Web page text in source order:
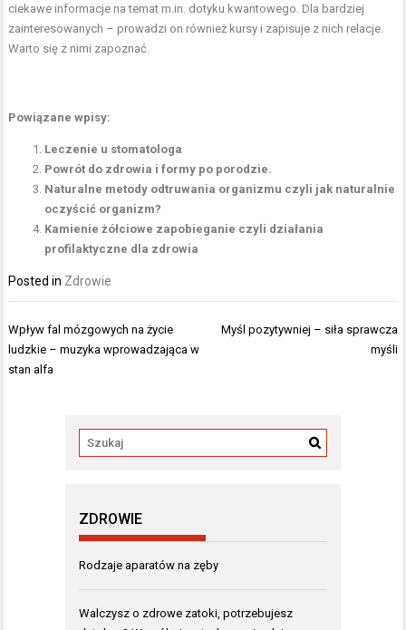
ciekawe informacje na temat m.in. dotyku kwantowego. Dla bardziej
zainteresowanych – prowadzi on również kursy i zapisuje z nich relacje.
Warto się z nimi zapoznać.
Powiązane wpisy:
Leczenie u stomatologa
Powrót do zdrowia i formy po porodzie.
Naturalne metody odtruwania organizmu czyli jak naturalnie
oczyścić organizm?
Kamienie żółciowe zapobieganie czyli działania
profilaktyczne dla zdrowia
Posted in Zdrowie
Nawigacja
wpisu
Wpływ fal mózgowych na życie
ludzkie – muzyka wprowadzająca w
stan alfa
Myśl pozytywniej – siła sprawcza
myśli
ZDROWIE
Rodzaje aparatów na zęby
Walczysz o zdrowe zatoki, potrzebujesz